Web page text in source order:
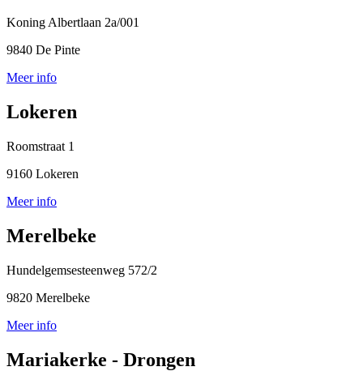
Koning Albertlaan 2a/001
9840 De Pinte
Meer info
Lokeren
Roomstraat 1
9160 Lokeren
Meer info
Merelbeke
Hundelgemsesteenweg 572/2
9820 Merelbeke
Meer info
Mariakerke - Drongen